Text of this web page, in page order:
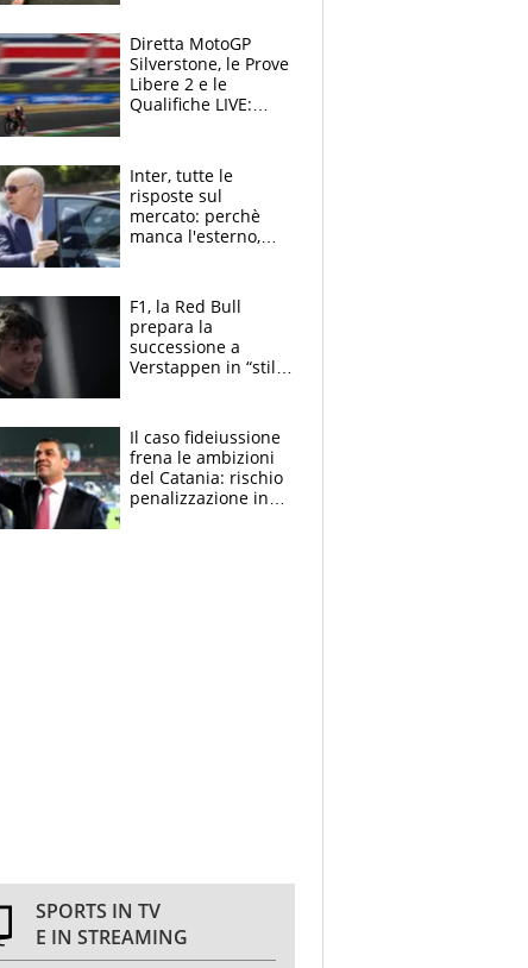
Padre Pio
Diretta MotoGP
Silverstone, le Prove
Libere 2 e le
Qualifiche LIVE:
Inter, tutte le
risposte sul
mercato: perchè
manca l'esterno,
vero obiettivo di
Marotta
F1, la Red Bull
prepara la
successione a
Verstappen in “stile
attacco all’Italia
Il caso fideiussione
frena le ambizioni
del Catania: rischio
penalizzazione in
SPORTS IN TV
E IN STREAMING